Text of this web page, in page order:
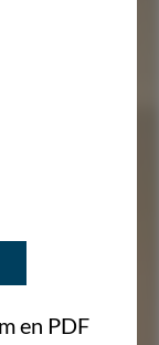
en PDF